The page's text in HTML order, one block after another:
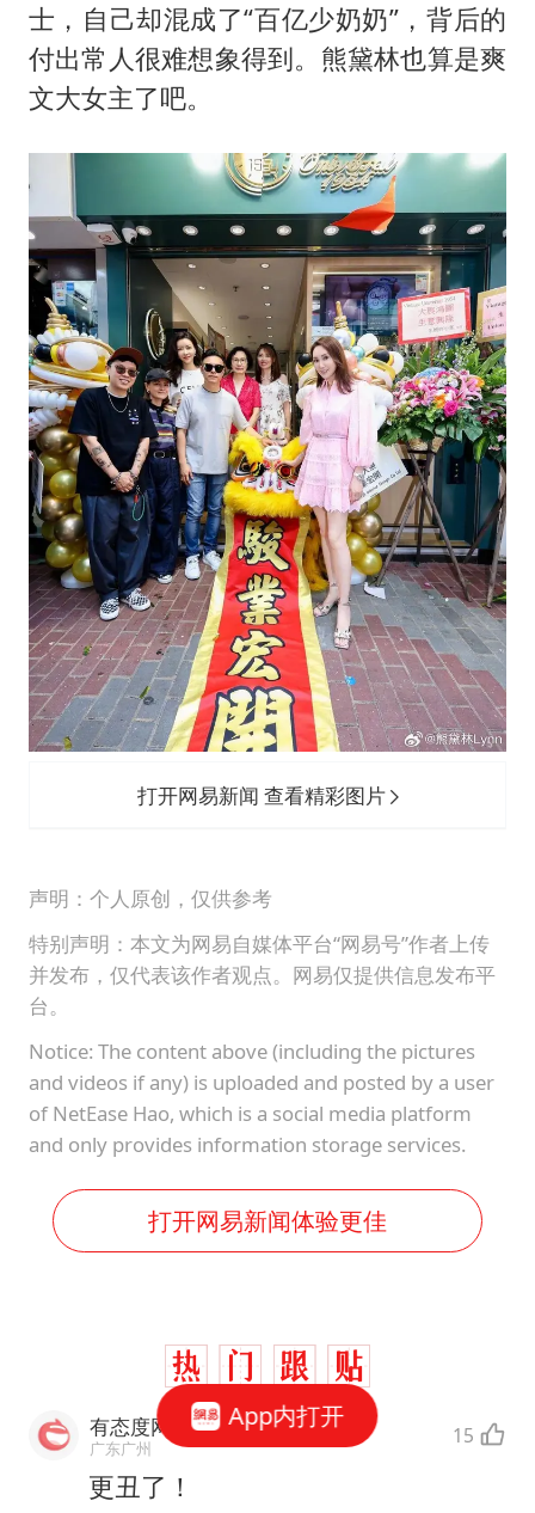
士，自己却混成了“百亿少奶奶”，背后的
付出常人很难想象得到。熊黛林也算是爽
文大女主了吧。
打开网易新闻 查看精彩图片
声明：个人原创，仅供参考
特别声明：本文为网易自媒体平台“网易号”作者上传
并发布，仅代表该作者观点。网易仅提供信息发布平
台。
Notice: The content above (including the pictures
and videos if any) is uploaded and posted by a user
of NetEase Hao, which is a social media platform
and only provides information storage services.
打开网易新闻体验更佳
有态度网友18p7ea
广东广州 15
更丑了！
App内打开